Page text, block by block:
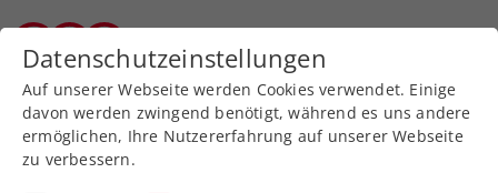
Zurück zur Newsübersicht
Turniere
Datenschutzeinstellungen
Auf unserer Webseite werden Cookies verwendet. Einige
davon werden zwingend benötigt, während es uns andere
ermöglichen, Ihre Nutzererfahrung auf unserer Webseite
zu verbessern.